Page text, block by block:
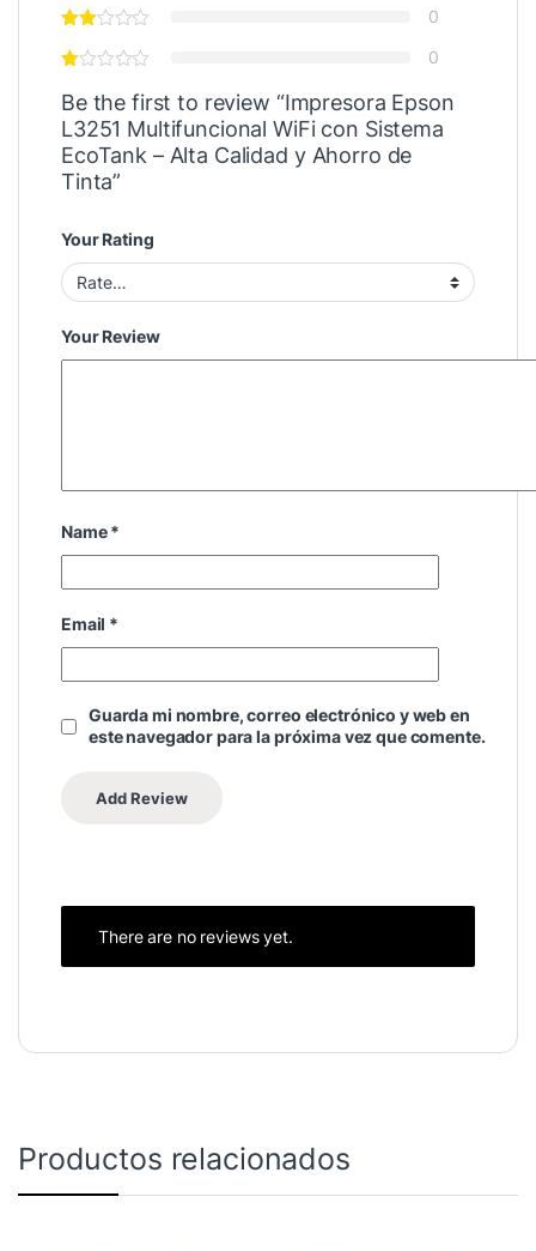
0
0
Be the first to review “Impresora Epson
L3251 Multifuncional WiFi con Sistema
EcoTank – Alta Calidad y Ahorro de
Tinta”
Your Rating
Your Review
Name*
Email *
Guarda mi nombre, correo electrónico y web en
este navegador para la próxima vez que comente.
There are no reviews yet.
Productos relacionados